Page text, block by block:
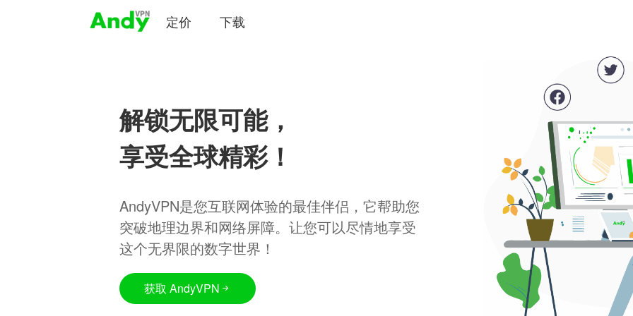
定价 下载
解锁无限可能，
享受全球精彩！
AndyVPN是您互联网体验的最佳伴侣，它帮助您
突破地理边界和网络屏障。让您可以尽情地享受
这个无界限的数字世界！
获取 AndyVPN